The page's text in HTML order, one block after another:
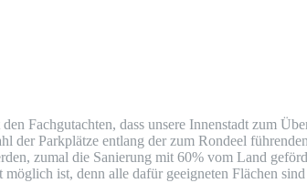
Fachgutachten, dass unsere Innenstadt zum
Parkplätze entlang der zum Rondeel
zumal die Sanierung mit 60% vom Land
ist, denn alle dafür geeigneten Flächen sind